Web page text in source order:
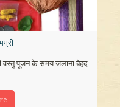
वस्तु पूजन के समय जलाना बेहद